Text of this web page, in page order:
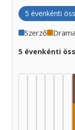
5 évenkénti
Szerző
5 évenkénti